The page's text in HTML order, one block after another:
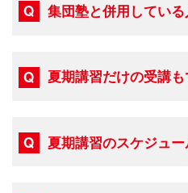
集団塾と併用してい
夏期講習だけの受講も
夏期講習のスケジュー